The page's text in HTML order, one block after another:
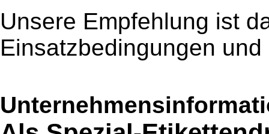
Unsere Empfehlung ist
Einsatzbedingungen